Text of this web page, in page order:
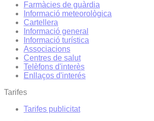
Farmàcies de guàrdia
Informació meteorològica
Cartellera
Informació general
Informació turística
Associacions
Centres de salut
Telèfons d'interès
Enllaços d'interés
Tarifes
Tarifes publicitat